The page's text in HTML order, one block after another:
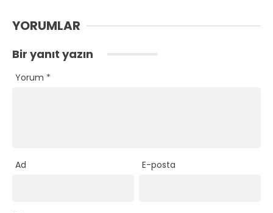
YORUMLAR
Bir yanıt yazın
Yorum *
Ad E-posta